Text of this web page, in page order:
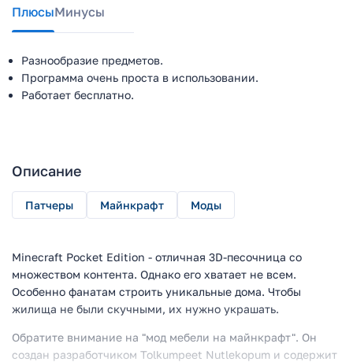
ПлюсыМинусы
Разнообразие предметов.
Программа очень проста в использовании.
Работает бесплатно.
Описание
Патчеры Майнкрафт Моды
Minecraft Pocket Edition - отличная 3D-песочница со
множеством контента. Однако его хватает не всем.
Особенно фанатам строить уникальные дома. Чтобы
жилища не были скучными, их нужно украшать.
Обратите внимание на "мод мебели на майнкрафт". Он
создан разработчиком Tolkumpeet Nutlekopum и содержит